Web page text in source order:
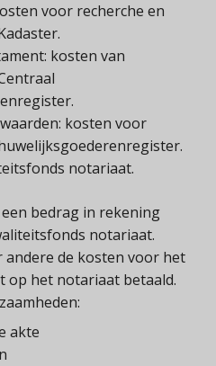
voor recherche en
kosten van
kosten voor
notariaat.
bedrag in rekening
notariaat.
de kosten voor het
op het notariaat betaald.
akte